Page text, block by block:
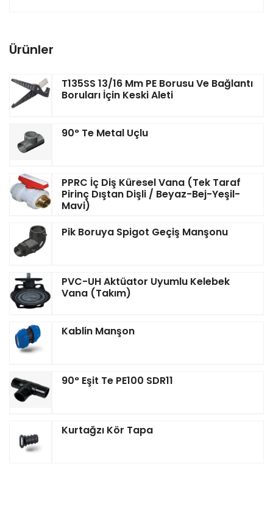
Ürünler
T135SS 13/16 Mm PE Borusu Ve Bağlantı
Boruları İçin Keski Aleti
90° Te Metal Uçlu
PPRC İç Diş Küresel Vana (Tek Taraf
Pirinç Dıştan Dişli / Beyaz-Bej-Yeşil-
Mavi)
Pik Boruya Spigot Geçiş Manşonu
PVC-UH Aktüator Uyumlu Kelebek
Vana (Takım)
Kablin Manşon
90° Eşit Te PE100 SDR11
Kurtağzı Kör Tapa